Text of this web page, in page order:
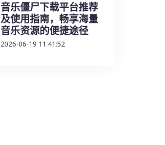
音乐僵尸下载平台推荐
及使用指南，畅享海量
音乐资源的便捷途径
2026-06-19 11:41:52